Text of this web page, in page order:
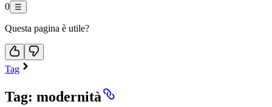
0 ☰
Questa pagina è utile?
Tag
Tag: modernità